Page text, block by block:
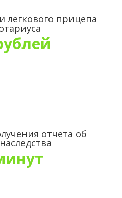
легкового прицепа
отчета об